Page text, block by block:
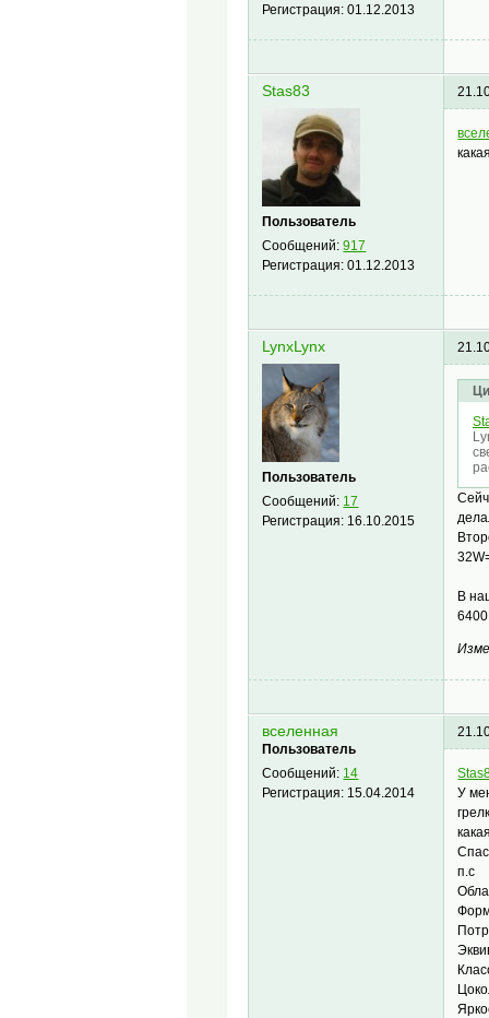
Регистрация:01.12.2013
Stas83
Пользователь
Сообщений:917
Регистрация:01.12.2013
LynxLynx
Пользователь
Сообщений: 17
Регистрация: 16.10.2015
В
вселенная
Пользователь
Сообщений: 14
Регистрация: 15.04.2014
У
п.с